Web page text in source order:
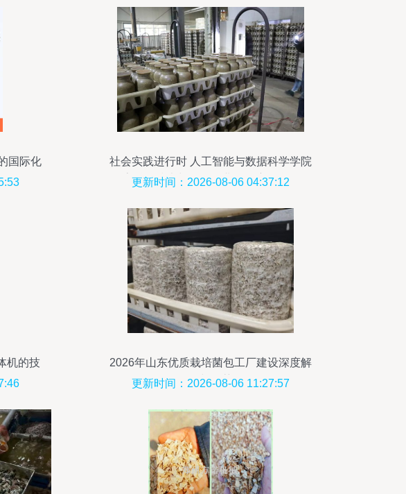
国际化
社会实践进行时 人工智能与数据科学学院
探索科学技术与现代农业的深度融合——
更新时间：2026-08-06 04:37:12
机的技
2026年山东优质栽培菌包工厂建设深度解
析与推荐
更新时间：2026-08-06 11:27:57